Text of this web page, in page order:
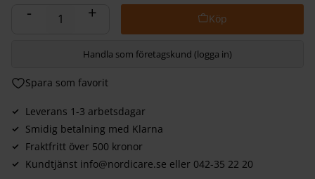
+
-
Lägg till i favoriter
Handla som företagskund (logga in)
Leverans 1-3 arbetsdagar
Smidig betalning med Klarna
Fraktfritt över 500 kronor
Kundtjänst info@nordicare.se eller 042-35 22 20